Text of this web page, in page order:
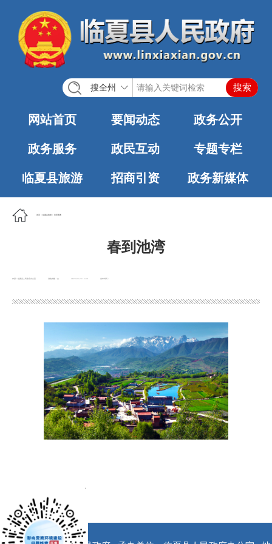
搜全州
网站首页 要闻动态 政务公开
政务服务 政民互动 专题专栏
临夏县旅游 招商引资 政务新媒体
首页 临夏县旅游 美景美图
春到池湾
来源：临夏县人民政府办公室 浏览次数： 发布时间：
2023-03-23 15:49
x